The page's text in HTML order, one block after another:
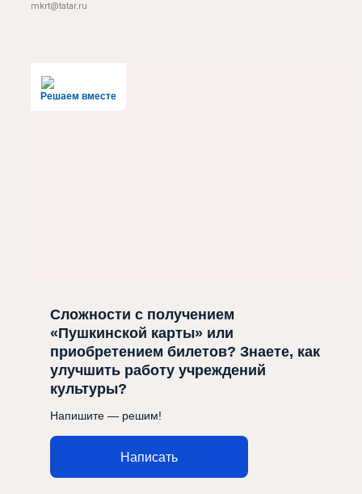
mkrt@tatar.ru
Решаем вместе
Сложности с получением
«Пушкинской карты» или
приобретением билетов? Знаете, как
улучшить работу учреждений
культуры?
Напишите — решим!
Написать